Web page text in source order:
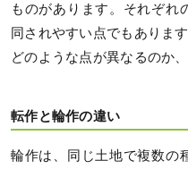
ものがあります。それぞれ
同されやすい点でもあります
どのような点が異なるのか
転作と輪作の違い
輪作は、同じ土地で複数の